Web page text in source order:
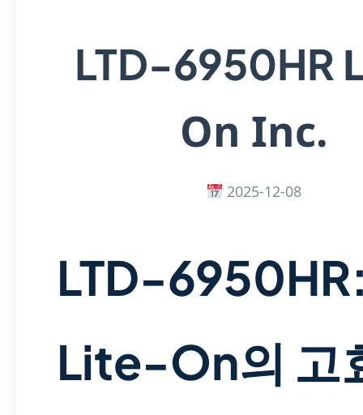
LTD-6950HR
On Inc.
2025-12-08
LTD-
Lite-On의 고